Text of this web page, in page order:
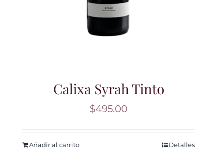
Calixa Syrah Tinto
$495.00
Añadir al carrito Detalles